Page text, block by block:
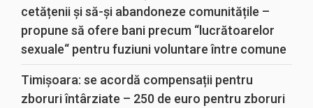
cetățenii și să-și abandoneze comunitățile –
propune să ofere bani precum “lucrătoarelor
sexuale“ pentru fuziuni voluntare între comune
Timișoara: se acordă compensații pentru
zboruri întârziate – 250 de euro pentru zboruri